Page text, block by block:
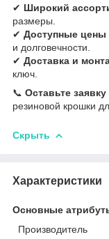
✔ Широкий
размеры.
✔ Доступные цены
и долговечности.
✔ Доставка и
ключ.
📞 Оставьте заявку
резиновой крошки
Скрыть
Характеристики
Основные
Производитель